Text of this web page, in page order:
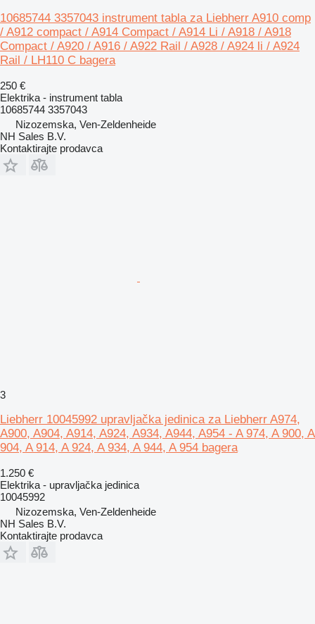
10685744 3357043 instrument tabla za Liebherr A910 comp
/ A912 compact / A914 Compact / A914 Li / A918 / A918
Compact / A920 / A916 / A922 Rail / A928 / A924 li / A924
Rail / LH110 C bagera
250 €
Elektrika - instrument tabla
10685744 3357043
Nizozemska, Ven-Zeldenheide
NH Sales B.V.
Kontaktirajte prodavca
3
Liebherr 10045992 upravljačka jedinica za Liebherr A974,
A900, A904, A914, A924, A934, A944, A954 - A 974, A 900, A
904, A 914, A 924, A 934, A 944, A 954 bagera
1.250 €
Elektrika - upravljačka jedinica
10045992
Nizozemska, Ven-Zeldenheide
NH Sales B.V.
Kontaktirajte prodavca